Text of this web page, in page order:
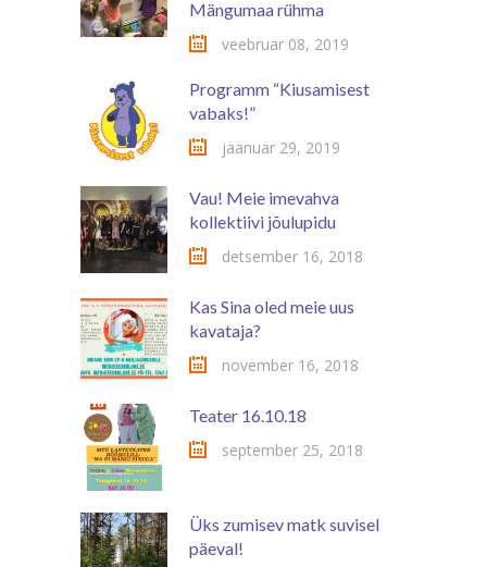
Mängumaa rühma
veebruar 08, 2019
Programm “Kiusamisest
vabaks!”
jaanuar 29, 2019
Vau! Meie imevahva
kollektiivi jõulupidu
detsember 16, 2018
Kas Sina oled meie uus
kavataja?
november 16, 2018
Teater 16.10.18
september 25, 2018
Üks zumisev matk suvisel
päeval!